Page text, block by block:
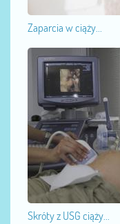
Zaparcia w ciąży...
Skróty z USG ciąży...